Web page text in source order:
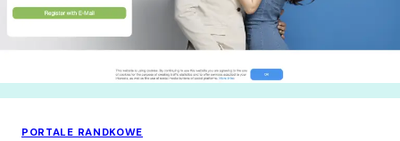
PORTALE RANDKOWE